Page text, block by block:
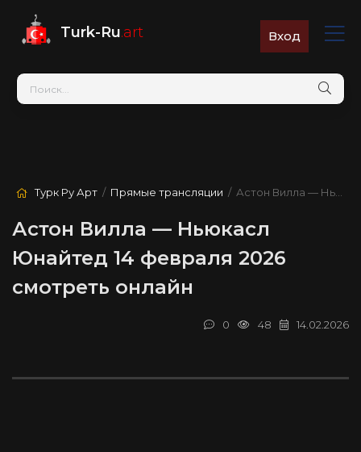
Turk-Ru.art Вход
Турк Ру Арт / Прямые трансляции / Астон Вилла — Ньюкасл Юнайтед
Астон Вилла — Ньюкасл
Юнайтед 14 февраля 2026
смотреть онлайн
14.02.2026
48
0